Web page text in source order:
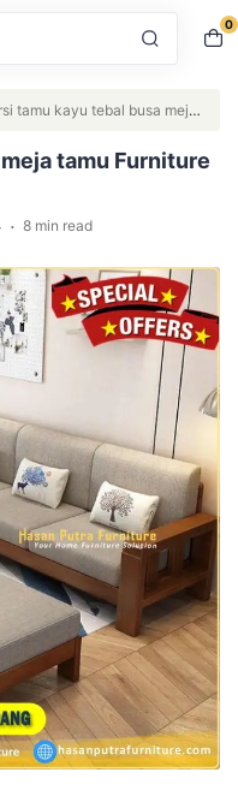
0
tamu kayu tebal busa meja
tamu Furniture
. 8 min read